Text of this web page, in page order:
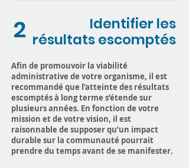
2
Identifier les
résultats escomptés
Afin de promouvoir la viabilité
administrative de votre organisme, il est
recommandé que l’atteinte des résultats
escomptés à long terme s’étende sur
plusieurs années. En fonction de votre
mission et de votre vision, il est
raisonnable de supposer qu’un impact
durable sur la communauté pourrait
prendre du temps avant de se manifester.